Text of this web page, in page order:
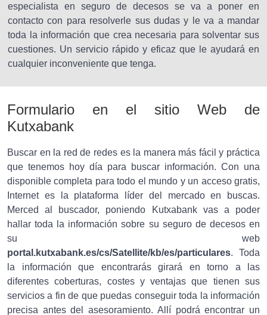
especialista en seguro de decesos se va a poner en
contacto con para resolverle sus dudas y le va a mandar
toda la información que crea necesaria para solventar sus
cuestiones. Un servicio rápido y eficaz que le ayudará en
cualquier inconveniente que tenga.
Formulario en el sitio Web de
Kutxabank
Buscar en la red de redes es la manera más fácil y práctica
que tenemos hoy día para buscar información. Con una
disponible completa para todo el mundo y un acceso gratis,
Internet es la plataforma líder del mercado en buscas.
Merced al buscador, poniendo Kutxabank vas a poder
hallar toda la información sobre su seguro de decesos en
su web
portal.kutxabank.es/cs/Satellite/kb/es/particulares. Toda
la información que encontrarás girará en torno a las
diferentes coberturas, costes y ventajas que tienen sus
servicios a fin de que puedas conseguir toda la información
precisa antes del asesoramiento. Allí podrá encontrar un